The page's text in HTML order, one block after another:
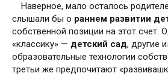
Наверное, мало осталось
слышали бы о раннем развитии
собственной позиции на этот счет.
«классику» — детский сад, другие
образовательные технологии
третьи же предпочитают